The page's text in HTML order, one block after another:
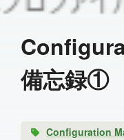
備忘録①
Configuration